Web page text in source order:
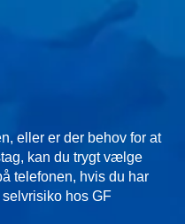
eller er der behov for at
kan du trygt vælge
telefonen, hvis du har
hos GF